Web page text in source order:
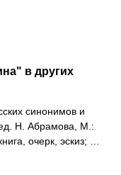
в других
синонимов и
Н. Абрамова, М.:
очерк, эскиз; …